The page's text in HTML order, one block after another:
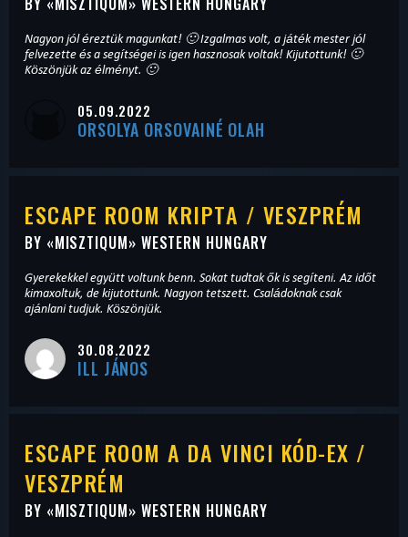
Nagyon jól éreztük magunkat! 🙂 Izgalmas volt, a játék mester jól
felvezette és a segítségei is igen hasznosak voltak! Kijutottunk! 🙂
Köszönjük az élményt. 🙂
05.09.2022
ORSOLYA ORSOVAINÉ OLAH
ESCAPE ROOM KRIPTA / VESZPRÉM
BY «MISZTIQUM» WESTERN HUNGARY
Gyerekekkel együtt voltunk benn. Sokat tudtak ők is segíteni. Az időt
kimaxoltuk, de kijutottunk. Nagyon tetszett. Családoknak csak
ajánlani tudjuk. Köszönjük.
30.08.2022
ILL JÁNOS
ESCAPE ROOM A DA VINCI KÓD-EX /
VESZPRÉM
BY «MISZTIQUM» WESTERN HUNGARY